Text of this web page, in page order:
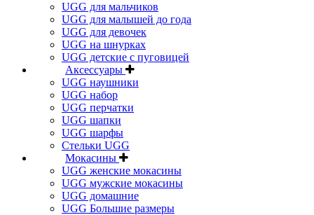
UGG для мальчиков
UGG для малышей до года
UGG для девочек
UGG на шнурках
UGG детские с пуговицей
Аксессуары
UGG наушники
UGG набор
UGG перчатки
UGG шапки
UGG шарфы
Стельки UGG
Мокасины
UGG женские мокасины
UGG мужские мокасины
UGG домашние
UGG Большие размеры